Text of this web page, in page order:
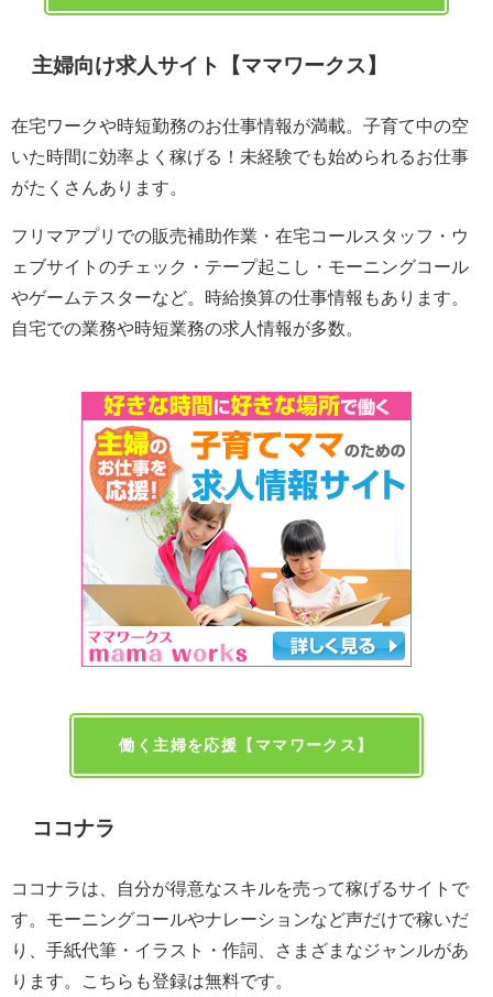
主婦向け求人サイト【ママワークス】
在宅ワークや時短勤務のお仕事情報が満載。子育て中の空
いた時間に効率よく稼げる！未経験でも始められるお仕事
がたくさんあります。
フリマアプリでの販売補助作業・在宅コールスタッフ・ウ
ェブサイトのチェック・テープ起こし・モーニングコール
やゲームテスターなど。時給換算の仕事情報もあります。
自宅での業務や時短業務の求人情報が多数。
働く主婦を応援【ママワークス】
ココナラ
ココナラは、自分が得意なスキルを売って稼げるサイトで
す。モーニングコールやナレーションなど声だけで稼いだ
り、手紙代筆・イラスト・作詞、さまざまなジャンルがあ
ります。こちらも登録は無料です。